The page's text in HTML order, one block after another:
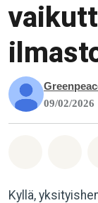
09/02/2026
Kyllä,